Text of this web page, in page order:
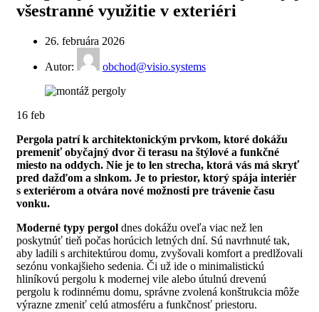
všestranné využitie v exteriéri
26. februára 2026
Autor: obchod@visio.systems
16 feb
Pergola patrí k architektonickým prvkom, ktoré dokážu
premeniť obyčajný dvor či terasu na štýlové a funkčné
miesto na oddych. Nie je to len strecha, ktorá vás má skryť
pred dažďom a slnkom. Je to priestor, ktorý spája interiér
s exteriérom a otvára nové možnosti pre trávenie času
vonku.
Moderné typy pergol dnes dokážu oveľa viac než len
poskytnúť tieň počas horúcich letných dní. Sú navrhnuté tak,
aby ladili s architektúrou domu, zvyšovali komfort a predlžovali
sezónu vonkajšieho sedenia. Či už ide o minimalistickú
hliníkovú pergolu k modernej vile alebo útulnú drevenú
pergolu k rodinnému domu, správne zvolená konštrukcia môže
výrazne zmeniť celú atmosféru a funkčnosť priestoru.